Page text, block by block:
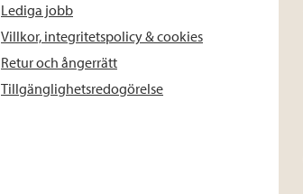
Lediga jobb
Villkor, integritetspolicy & cookies
Retur och ångerrätt
Tillgänglighetsredogörelse